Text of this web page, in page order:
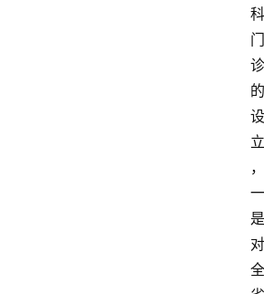
科
门
诊
的
设
立
，
一
是
对
全